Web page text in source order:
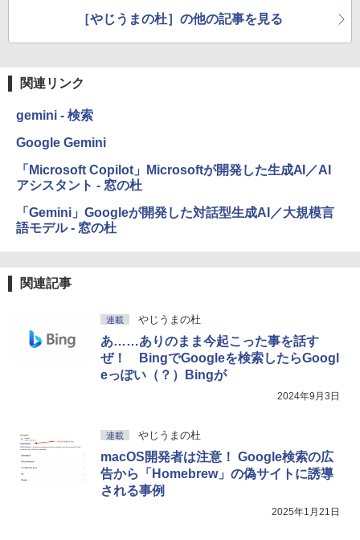
［やじうまの杜］の他の記事を見る
関連リンク
gemini - 検索
Google Gemini
「Microsoft Copilot」Microsoftが開発した生成AI／AI
アシスタント - 窓の杜
「Gemini」Googleが開発した対話型生成AI／大規模言
語モデル - 窓の杜
関連記事
連載 やじうまの杜
あ……ありのまま今起こった事を話す
ぜ！ BingでGoogleを検索したらGoogl
eっぽい（？）Bingが
2024年9月3日
連載 やじうまの杜
macOS開発者は注意！ Google検索の広
告から「Homebrew」の偽サイトに誘導
される事例
2025年1月21日